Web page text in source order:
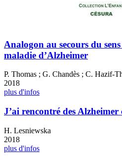
Analogon au secours du
maladie d’Alzheimer
P. Thomas ; G. Chandès ; C. Hazif-
2018
plus d'infos
J’ai rencontré des Alzheimer
H. Lesniewska
2018
plus d'infos